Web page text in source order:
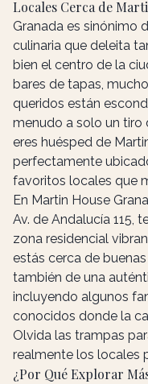
Locales Cerca de
Granada es sinónimo
culinaria que deleita
bien el centro de la
bares de tapas,
queridos están
menudo a solo un tiro
eres huésped de
perfectamente
favoritos locales que
En Martin House
Av. de Andalucía 115,
zona residencial
estás cerca de
también de una
incluyendo algunos
conocidos donde la
Olvida las trampas
realmente los locales
¿Por Qué Explorar